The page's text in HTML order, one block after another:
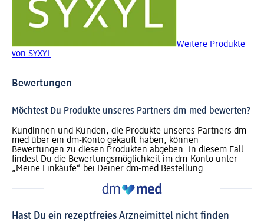
Weitere Produkte
von SYXYL
Bewertungen
Möchtest Du Produkte unseres Partners dm-med bewerten?
Kundinnen und Kunden, die Produkte unseres Partners dm-
med über ein dm-Konto gekauft haben, können
Bewertungen zu diesen Produkten abgeben. In diesem Fall
findest Du die Bewertungsmöglichkeit im dm-Konto unter
„Meine Einkäufe“ bei Deiner dm-med Bestellung.
Hast Du ein rezeptfreies Arzneimittel nicht finden